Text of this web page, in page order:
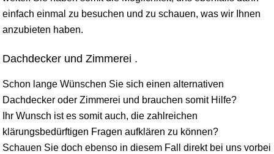
einfach einmal zu besuchen und zu schauen, was wir Ihnen
anzubieten haben.
Dachdecker und Zimmerei .
Schon lange Wünschen Sie sich einen alternativen
Dachdecker oder Zimmerei und brauchen somit Hilfe?
Ihr Wunsch ist es somit auch, die zahlreichen
klärungsbedürftigen Fragen aufklären zu können?
Schauen Sie doch ebenso in diesem Fall direkt bei uns vorbei